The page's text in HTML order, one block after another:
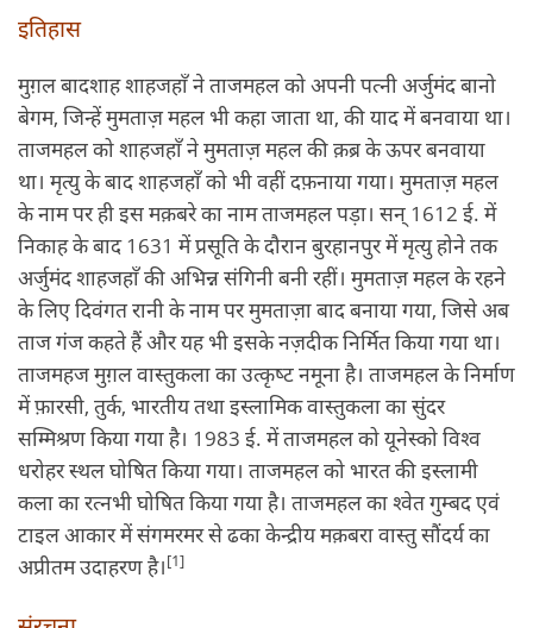
इतिहास
मुग़ल बादशाह शाहजहाँ ने ताजमहल को अपनी पत्नी अर्जुमंद बानो
बेगम, जिन्हें मुमताज़ महल भी कहा जाता था, की याद में बनवाया था।
ताजमहल को शाहजहाँ ने मुमताज़ महल की क़ब्र के ऊपर बनवाया
था। मृत्यु के बाद शाहजहाँ को भी वहीं दफ़नाया गया। मुमताज़ महल
के नाम पर ही इस मक़बरे का नाम ताजमहल पड़ा। सन् 1612 ई. में
निकाह के बाद 1631 में प्रसूति के दौरान बुरहानपुर में मृत्यु होने तक
अर्जुमंद शाहजहाँ की अभिन्न संगिनी बनी रहीं। मुमताज़ महल के रहने
के लिए दिवंगत रानी के नाम पर मुमताज़ा बाद बनाया गया, जिसे अब
ताज गंज कहते हैं और यह भी इसके नज़दीक निर्मित किया गया था।
ताजमहज मुग़ल वास्‍तुकला का उत्‍कृष्‍ट नमूना है। ताजमहल के निर्माण
में फ़ारसी, तुर्क, भारतीय तथा इस्‍लामिक वास्‍तुकला का सुंदर
सम्मिश्रण किया गया है। 1983 ई. में ताजमहल को यूनेस्‍को विश्‍व
धरोहर स्‍थल घोषित किया गया। ताजमहल को भारत की इस्‍लामी
कला का रत्नभी घोषित किया गया है। ताजमहल का श्‍वेत गुम्‍बद एवं
टाइल आकार में संगमरमर से ढका केन्‍द्रीय मक़बरा वास्‍तु सौंदर्य का
अप्रीतम उदाहरण है।[1]